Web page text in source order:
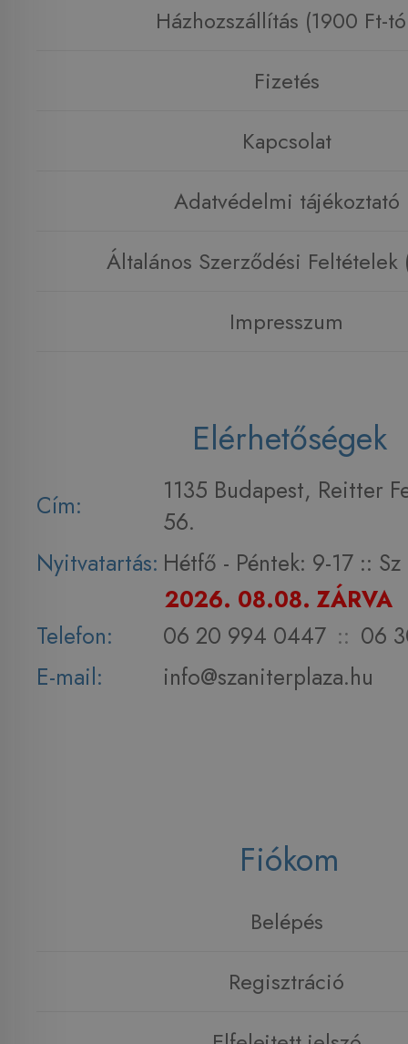
Házhozszállítás (1900 Ft-
Fizetés
Kapcsolat
Adatvédelmi tájékoztató
Általános Szerződési Feltételek
Impresszum
Elérhetőségek
Cím:
1135 Budapest, Reitter
56.
Nyitvatartás: Hétfő - Péntek: 9-17 :: Sz
2026. 08.08. ZÁRVA
Telefon:
06 20 994 0447 :: 06
E-mail:
info@szaniterplaza.hu
Fiókom
Belépés
Regisztráció